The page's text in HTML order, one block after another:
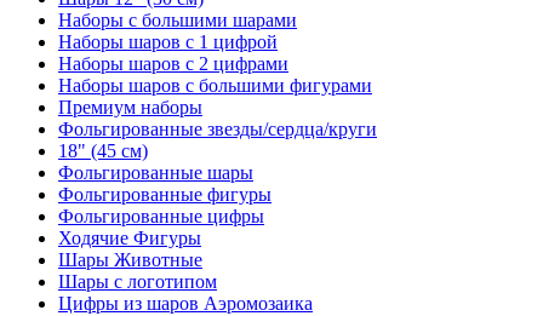
Наборы с большими шарами
Наборы шаров с 1 цифрой
Наборы шаров с 2 цифрами
Наборы шаров с большими фигурами
Премиум наборы
Фольгированные звезды/сердца/круги
18" (45 см)
Фольгированные шары
Фольгированные фигуры
Фольгированные цифры
Ходячие Фигуры
Шары Животные
Шары с логотипом
Цифры из шаров Аэромозаика